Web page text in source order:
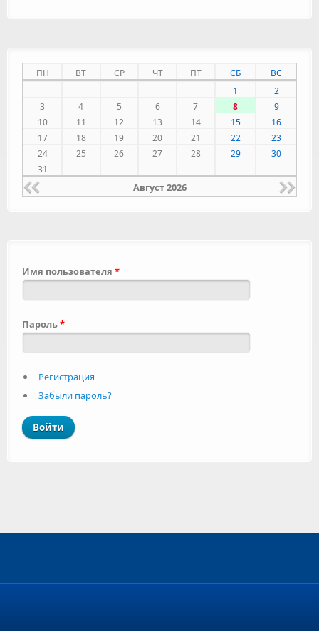
ПН ВТ СР ЧТ ПТ СБ
ВС
1
2
3
4 5 6 7 8
9
10
11 12 13 14 15
16
17
18 19 20 21 22
23
24
25 26 27 28 29
30
31
Август 2026
Имя пользователя *
Пароль*
Регистрация
Забыли пароль?